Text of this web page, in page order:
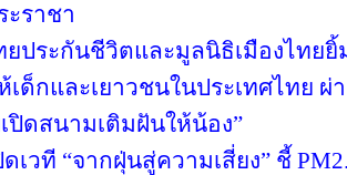
ะราชา
ยประกันชีวิตและมูลนิธิเมืองไทย
ด็กและเยาวชนในประเทศไทย ผ่า
ปิดสนามเติมฝันให้น้อง”
เวที “จากฝุ่นสู่ความเสี่ยง” ชี้